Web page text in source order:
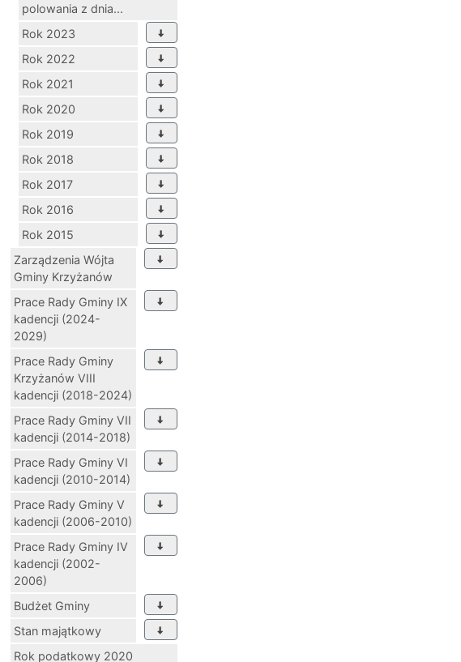
polowania z dnia...
Rok 2023
Rok 2022
Rok 2021
Rok 2020
Rok 2019
Rok 2018
Rok 2017
Rok 2016
Rok 2015
Zarządzenia Wójta
Gminy Krzyżanów
Prace Rady Gminy IX
kadencji (2024-
2029)
Prace Rady Gminy
Krzyżanów VIII
kadencji (2018-2024)
Prace Rady Gminy VII
kadencji (2014-2018)
Prace Rady Gminy VI
kadencji (2010-2014)
Prace Rady Gminy V
kadencji (2006-2010)
Prace Rady Gminy IV
kadencji (2002-
2006)
Budżet Gminy
Stan majątkowy
Rok podatkowy 2020